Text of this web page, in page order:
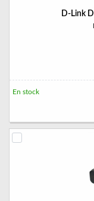
D-Link
En stock